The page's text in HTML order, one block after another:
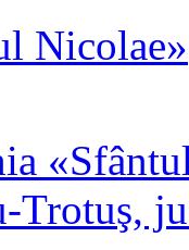
Nicolae»
Trotuş,